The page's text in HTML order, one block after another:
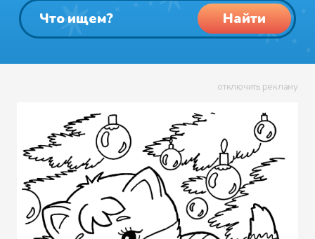
Найти
отключить рекламу